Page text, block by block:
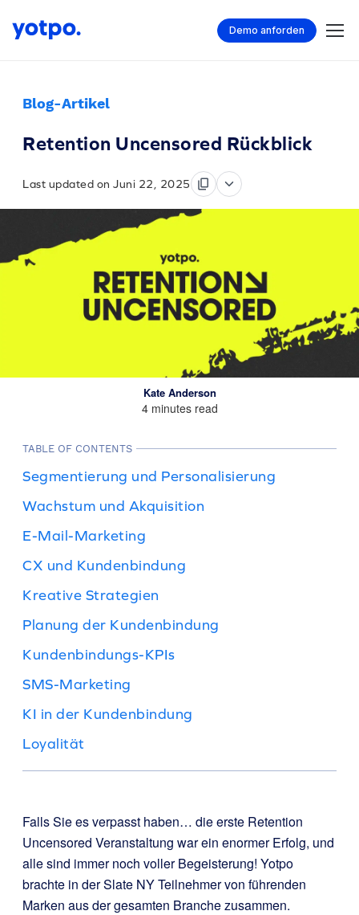
Demo anforden
Blog-Artikel
Retention Uncensored Rückblick
Last updated on Juni 22, 2025
Kate Anderson
4 minutes read
TABLE OF CONTENTS
Segmentierung und Personalisierung
Wachstum und Akquisition
E-Mail-Marketing
CX und Kundenbindung
Kreative Strategien
Planung der Kundenbindung
Kundenbindungs-KPIs
SMS-Marketing
KI in der Kundenbindung
Loyalität
Falls Sie es verpasst haben… die erste Retention
Uncensored Veranstaltung war ein enormer Erfolg, und
alle sind immer noch voller Begeisterung! Yotpo
brachte in der Slate NY Teilnehmer von führenden
Marken aus der gesamten Branche zusammen.